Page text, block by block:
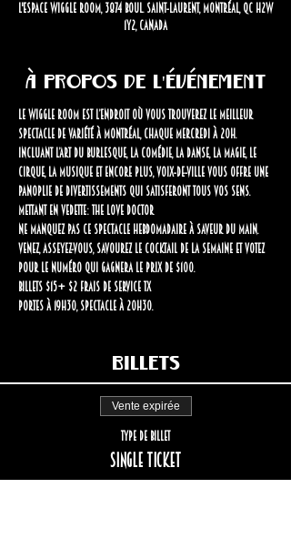
L'Espace Wiggle Room, 3874 Boul. Saint-Laurent, Montréal, QC H2W
1Y2, Canada
À propos de l'événement
Le Wiggle Room est l’endroit où vous trouverez LE meilleur
spectacle de variété à Montréal, chaque mercredi à 20h.
Incluant l’art du burlesque, la comédie, la danse, la magie, le
cirque, la musique et encore plus, Voix-de-Ville vous offre une
panoplie de divertissements qui satisferont tous vos sens.
Mettant en vedette: The Love Doctor
Ne manquez pas ce spectacle hebdomadaire à saveur du Main.
Venez, asseyez-vous, savourez le cocktail de la semaine et votez
pour le numéro qui gagnera le prix de $100.
Billets $15+ $2 frais de service tx
Portes à 19h30, spectacle à 20h30.
Billets
Vente expirée
Type de billet
Single ticket